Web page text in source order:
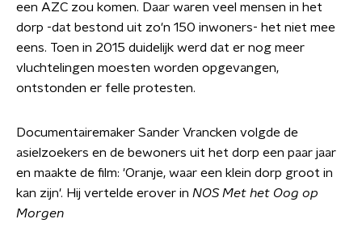
een AZC zou komen. Daar waren veel mensen in het
dorp -dat bestond uit zo'n 150 inwoners- het niet mee
eens. Toen in 2015 duidelijk werd dat er nog meer
vluchtelingen moesten worden opgevangen,
ontstonden er felle protesten.
Documentairemaker Sander Vrancken volgde de
asielzoekers en de bewoners uit het dorp een paar jaar
en maakte de film: 'Oranje, waar een klein dorp groot in
kan zijn'. Hij vertelde erover in NOS Met het Oog op
Morgen